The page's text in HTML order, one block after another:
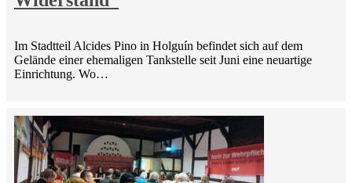
Im Stadtteil Alcides Pino in Holguín befindet sich auf dem
Gelände einer ehemaligen Tankstelle seit Juni eine neuartige
Einrichtung. Wo…